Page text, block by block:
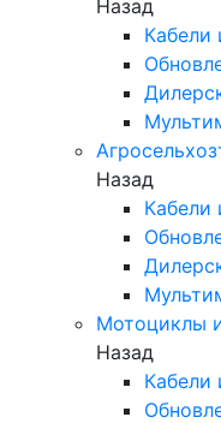
Назад
Кабели
Назад
Кабели
Мотоциклы
Назад
Кабели